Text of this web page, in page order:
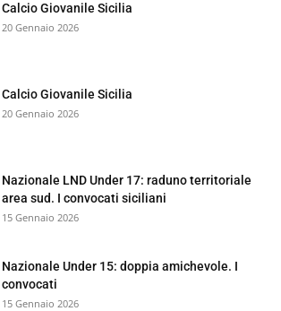
Calcio Giovanile Sicilia
20 Gennaio 2026
Calcio Giovanile Sicilia
20 Gennaio 2026
Nazionale LND Under 17: raduno territoriale
area sud. I convocati siciliani
15 Gennaio 2026
Nazionale Under 15: doppia amichevole. I
convocati
15 Gennaio 2026